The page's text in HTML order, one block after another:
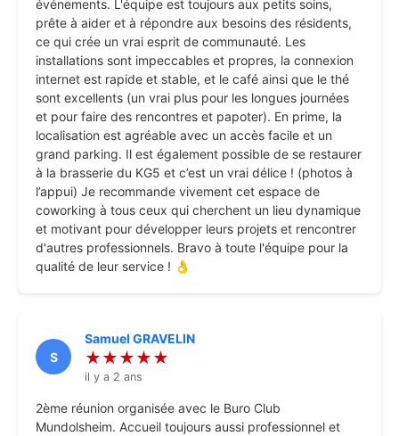
événements. L'équipe est toujours aux petits soins,
prête à aider et à répondre aux besoins des résidents,
ce qui crée un vrai esprit de communauté. Les
installations sont impeccables et propres, la connexion
internet est rapide et stable, et le café ainsi que le thé
sont excellents (un vrai plus pour les longues journées
et pour faire des rencontres et papoter). En prime, la
localisation est agréable avec un accès facile et un
grand parking. Il est également possible de se restaurer
à la brasserie du KG5 et c’est un vrai délice ! (photos à
l’appui) Je recommande vivement cet espace de
coworking à tous ceux qui cherchent un lieu dynamique
et motivant pour développer leurs projets et rencontrer
d'autres professionnels. Bravo à toute l'équipe pour la
qualité de leur service ! 👌
S
Samuel GRAVELIN
★★★★★
il y a 2 ans
2ème réunion organisée avec le Buro Club
Mundolsheim. Accueil toujours aussi professionnel et